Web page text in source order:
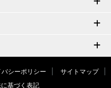
バシーポリシー
サイトマップ
基づく表記